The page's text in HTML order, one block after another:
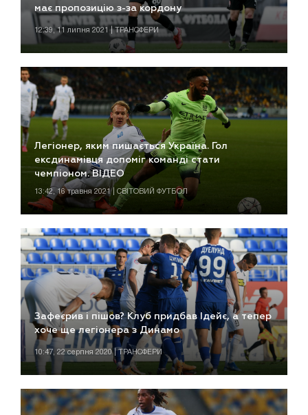
має пропозицію з-за кордону
12:39, 11 липня 2021 | ТРАНСФЕРИ
Легіонер, яким пишається Україна. Гол
ексдинамівця допоміг команді стати
чемпіоном. ВІДЕО
13:42, 16 травня 2021 | СВІТОВИЙ ФУТБОЛ
Зафеєрив і пішов? Клуб придбав Ідейє, а тепер
хоче ще легіонера з Динамо
10:47, 22 серпня 2020 | ТРАНСФЕРИ